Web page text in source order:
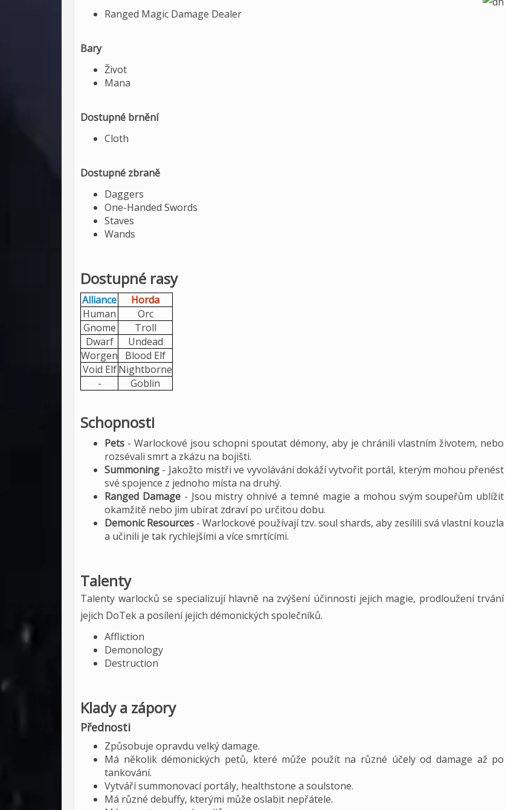
Ranged Magic Damage Dealer
Bary
Život
Mana
Dostupné brnění
Cloth
Dostupné zbraně
Daggers
One-Handed Swords
Staves
Wands
Dostupné rasy
Alliance
Horda
Human
Orc
Gnome
Troll
Dwarf
Undead
Worgen
Blood Elf
Void Elf Nightborne
-
Goblin
Schopnosti
Pets - Warlockové jsou schopni spoutat démony, aby je chránili vlastním životem, nebo
rozsévali smrt a zkázu na bojišti.
Summoning - Jakožto mistři ve vyvolávání dokáží vytvořit portál, kterým mohou přenést
své spojence z jednoho místa na druhý.
Ranged Damage - Jsou mistry ohnivé a temné magie a mohou svým soupeřům ublížit
okamžitě nebo jim ubírat zdraví po určitou dobu.
Demonic Resources - Warlockové používají tzv. soul shards, aby zesílili svá vlastní kouzla
a učinili je tak rychlejšími a více smrtícími.
Talenty
Talenty warlocků se specializují hlavně na zvýšení účinnosti jejich magie, prodloužení trvání
jejich DoTek a posílení jejich démonických společníků.
Affliction
Demonology
Destruction
Klady a zápory
Přednosti
Způsobuje opravdu velký damage.
Má několik démonických petů, které může použít na různé účely od damage až po
tankování.
Vytváří summonovací portály, healthstone a soulstone.
Má různé debuffy, kterými může oslabit nepřátele.